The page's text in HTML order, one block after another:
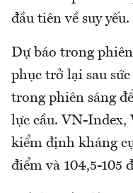
đầu tiên về suy yếu.
Dự báo trong
phục trở lại sau
trong phiên sáng
lực cầu. VN-Index,
kiểm định kháng
điểm và 104,5-105